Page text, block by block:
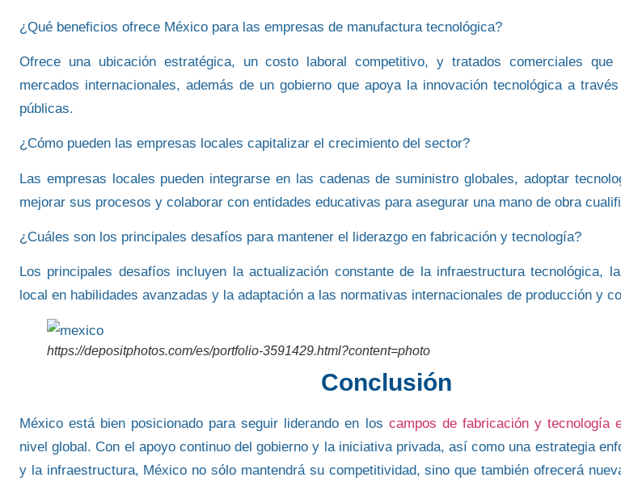
¿Qué beneficios ofrece México para las empresas de manufactura tecnológica?
Ofrece una ubicación estratégica, un costo laboral competitivo, y tratados comerciales
mercados internacionales, además de un gobierno que apoya la innovación tecnológica a
públicas.
¿Cómo pueden las empresas locales capitalizar el crecimiento del sector?
Las empresas locales pueden integrarse en las cadenas de suministro globales, adoptar
mejorar sus procesos y colaborar con entidades educativas para asegurar una mano de obra
¿Cuáles son los principales desafíos para mantener el liderazgo en fabricación y tecnología?
Los principales desafíos incluyen la actualización constante de la infraestructura tecnológica,
local en habilidades avanzadas y la adaptación a las normativas internacionales de producción y
https://depositphotos.com/es/portfolio-3591429.html?content=photo
Conclusión
Méxicoestá bien posicionado para seguir liderando en los campos de fabricación y tecnología
nivel global. Con el apoyo continuo del gobierno y la iniciativa privada, así como una estrategia
y la infraestructura, México no sólo mantendrá su competitividad, sino que también ofrecerá